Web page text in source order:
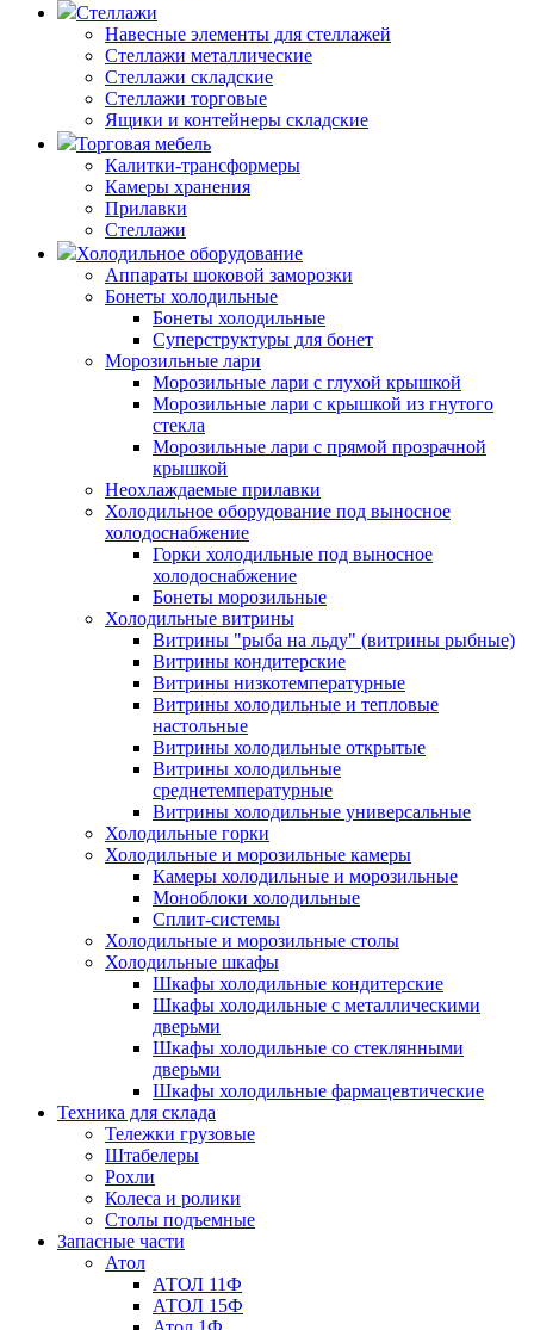
Стеллажи
Навесные элементы для стеллажей
Стеллажи металлические
Стеллажи складские
Стеллажи торговые
Ящики и контейнеры складские
Торговая мебель
Калитки-трансформеры
Камеры хранения
Прилавки
Стеллажи
Холодильное оборудование
Аппараты шоковой заморозки
Бонеты холодильные
Бонеты холодильные
Суперструктуры для бонет
Морозильные лари
Морозильные лари с глухой крышкой
Морозильные лари с крышкой из гнутого
стекла
Морозильные лари с прямой прозрачной
крышкой
Неохлаждаемые прилавки
Холодильное оборудование под выносное
холодоснабжение
Горки холодильные под выносное
холодоснабжение
Бонеты морозильные
Холодильные витрины
Витрины "рыба на льду" (витрины рыбные)
Витрины кондитерские
Витрины низкотемпературные
Витрины холодильные и тепловые
настольные
Витрины холодильные открытые
Витрины холодильные
среднетемпературные
Витрины холодильные универсальные
Холодильные горки
Холодильные и морозильные камеры
Камеры холодильные и морозильные
Моноблоки холодильные
Сплит-системы
Холодильные и морозильные столы
Холодильные шкафы
Шкафы холодильные кондитерские
Шкафы холодильные с металлическими
дверьми
Шкафы холодильные со стеклянными
дверьми
Шкафы холодильные фармацевтические
Техника для склада
Тележки грузовые
Штабелеры
Рохли
Колеса и ролики
Столы подъемные
Запасные части
Атол
АТОЛ 11Ф
АТОЛ 15Ф